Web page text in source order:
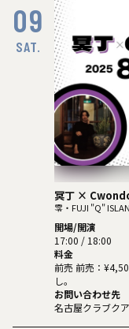
09
SAT.
冥丁 ×
零・FUJI "Q"
開場/開演
17:00 / 18:00
料金
前売 前売：
し。
お問い合わせ先
名古屋クラブク